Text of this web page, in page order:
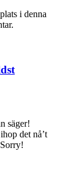
i denna
säger!
det nå’t